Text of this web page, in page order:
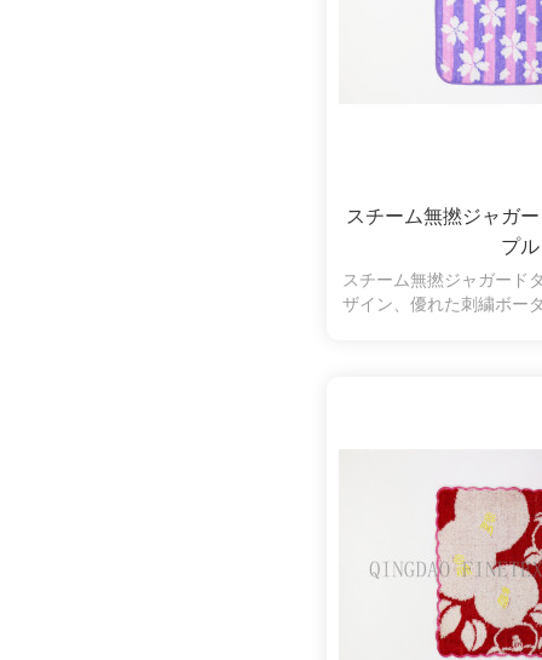
スチーム無撚ジャ
プル
スチーム無撚ジャガード
ザイン、優れた刺繍ボー